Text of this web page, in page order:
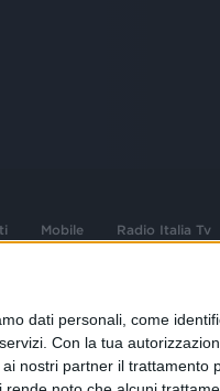
dati personali, come
Con la tua
nostri partner il
Mobile Radio Italia Tv
Amministrativa: Viale Europa 49,
Legale: Via Savona 97, 20144